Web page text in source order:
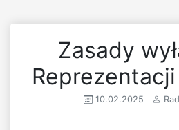
Zasady
10.02.2025